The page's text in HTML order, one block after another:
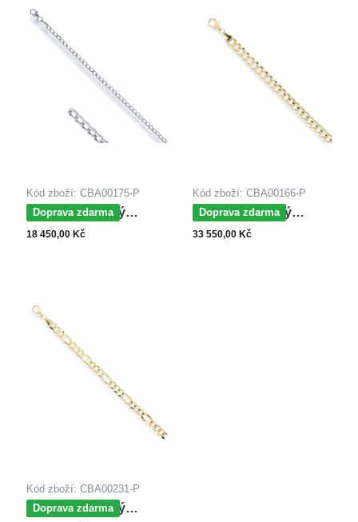
Kód zboží: CBA00175-P
Doprava zdarma
MOISS řetízkový
náramek z bílého zlata
18 450,00 Kč
Kód zboží: CBA00166-P
Doprava zdarma
MOISS řetízkový
náramek ze žlutého
33 550,00 Kč
Kód zboží: CBA00231-P
Doprava zdarma
MOISS řetízkový